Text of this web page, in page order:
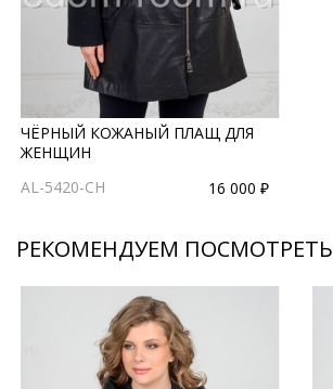
ЧЁРНЫЙ КОЖАНЫЙ ПЛАЩ ДЛЯ
ЖЕНЩИН
AL-5420-CH
16 000 ₽
РЕКОМЕНДУЕМ ПОСМОТРЕТЬ